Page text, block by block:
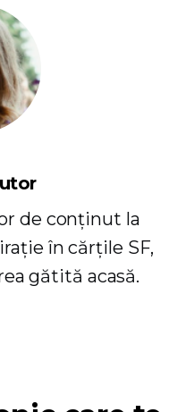
de conținut la
în cărțile SF,
gătită acasă.